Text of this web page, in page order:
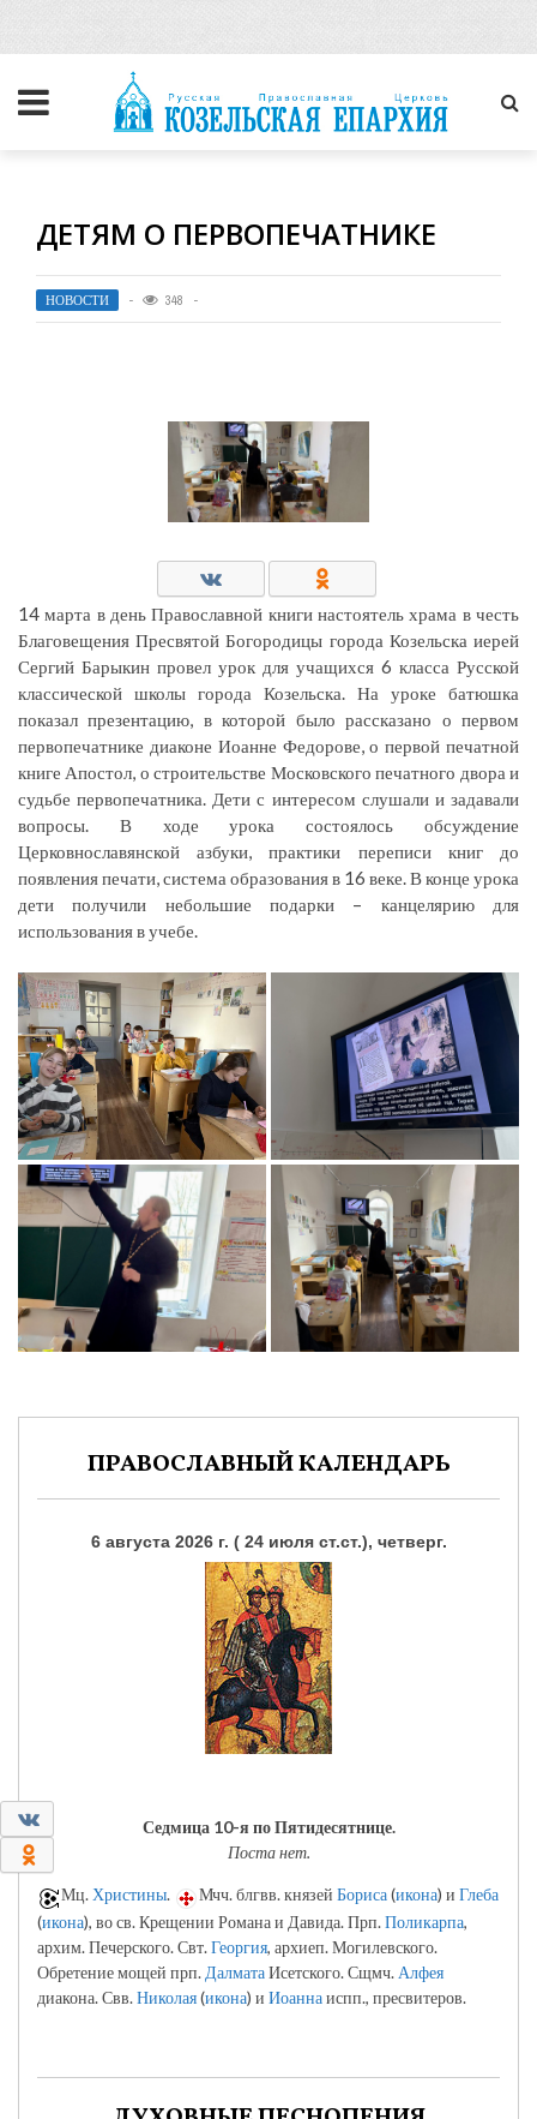
ДЕТЯМ О ПЕРВОПЕЧАТНИКЕ
НОВОСТИ 348
14 марта в день Православной книги настоятель храма в честь
Благовещения Пресвятой Богородицы города Козельска иерей
Сергий Барыкин провел урок для учащихся 6 класса Русской
классической школы города Козельска. На уроке батюшка
показал презентацию, в которой было рассказано о первом
первопечатнике диаконе Иоанне Федорове, о первой печатной
книге Апостол, о строительстве Московского печатного двора и
судьбе первопечатника. Дети с интересом слушали и задавали
вопросы. В ходе урока состоялось обсуждение
Церковнославянской азбуки, практики переписи книг до
появления печати, система образования в 16 веке. В конце урока
дети получили небольшие подарки – канцелярию для
использования в учебе.
ПРАВОСЛАВНЫЙ КАЛЕНДАРЬ
6 августа 2026 г. ( 24 июля ст.ст.), четверг.
Седмица 10-я по Пятидесятнице.
Поста нет.
Мц. Христины. Мчч. блгвв. князей Бориса(икона) и Глеба
(икона), во св. Крещении Романа и Давида. Прп.Поликарпа,
архим. Печерского. Свт.Георгия, архиеп. Могилевского.
Обретение мощей прп.ДалматаИсетского. Сщмч.Алфея
диакона. Свв.Николая(икона) и Иоаннаиспп., пресвитеров.